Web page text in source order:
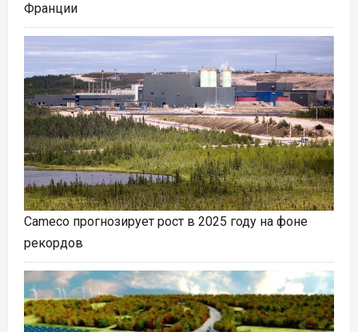
Франции
Cameco прогнозирует рост в 2025 году на фоне
рекордов